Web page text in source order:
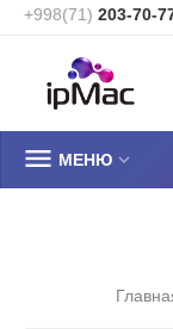
+998(71) 203-70-
 МЕНЮ 